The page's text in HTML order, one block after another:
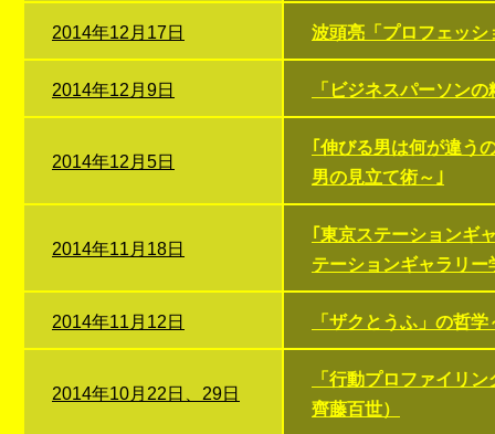
2014年12月17日 波頭亮「プロフェッ
2014年12月9日 「ビジネスパーソン
2014年12月5日
｢伸びる男は何が違う
男の見立て術～｣
2014年11月18日
｢東京ステーションギ
テーションギャラリ
2014年11月12日 「ザクとうふ」の哲
2014年10月22日、29日
「行動プロファイリ
齊藤百世）